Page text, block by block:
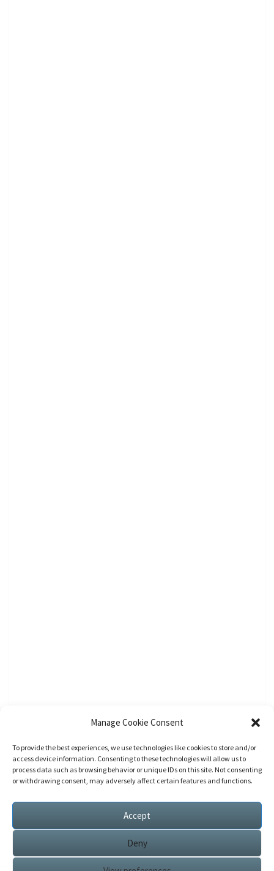
Manage Cookie Consent
To provide the best experiences, we use technologies like cookies to store and/or
access device information. Consenting to these technologies will allow us to
process data such as browsing behavior or unique IDs on this site. Not consenting
or withdrawing consent, may adversely affect certain features and functions.
Accept
Deny